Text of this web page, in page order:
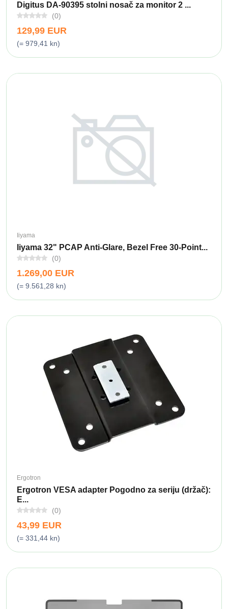
Digitus DA-90395 stolni nosač za monitor 2 ...
(0)
129,99 EUR
(= 979,41 kn)
Iiyama
Iiyama 32" PCAP Anti-Glare, Bezel Free 30-Point...
(0)
1.269,00 EUR
(= 9.561,28 kn)
Ergotron
Ergotron VESA adapter Pogodno za seriju (držač):
E...
(0)
43,99 EUR
(= 331,44 kn)